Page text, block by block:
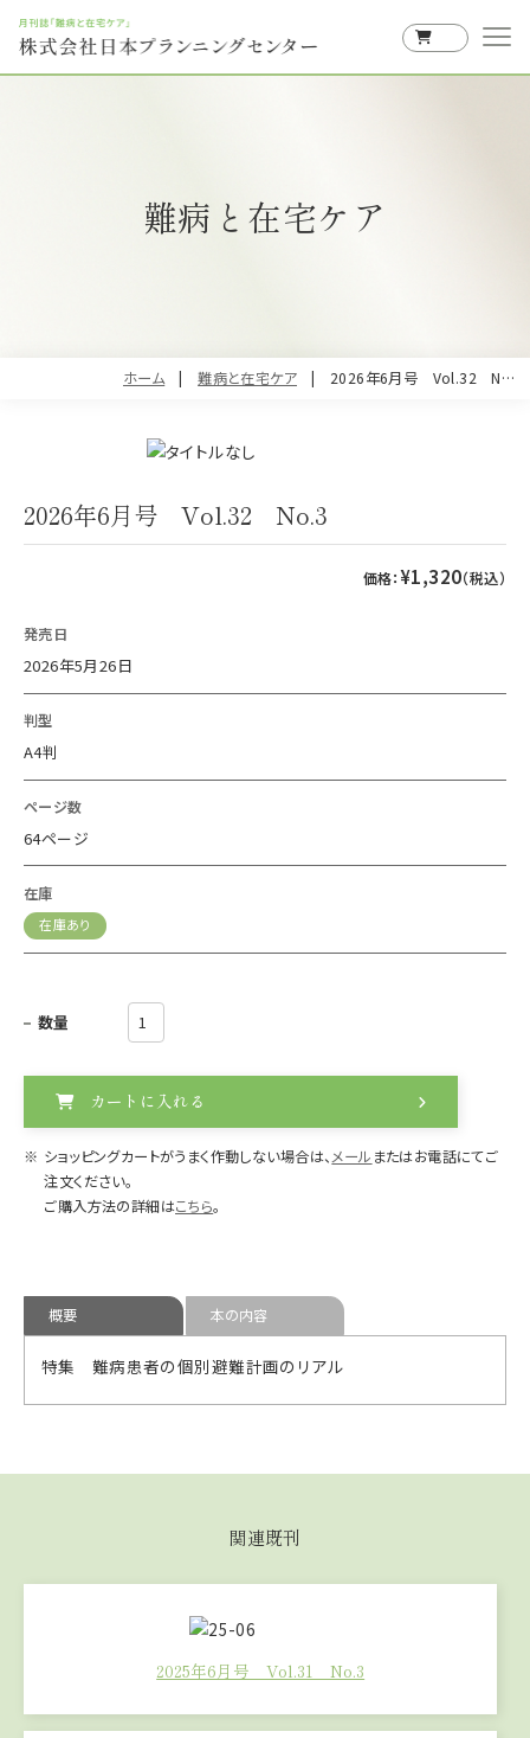
難病と在宅ケア
ホーム 難病と在宅ケア 2026年6月号 Vol.32 No.3
2026年6月号 Vol.32 No.3
価格：¥1,320（税込）
発売日
2026年5月26日
判型
A4判
ページ数
64ページ
在庫
在庫あり
数量
カートに入れる
ショッピングカートがうまく作動しない場合は、メール またはお電話にてご
注文ください。
ご購入方法の詳細はこちら。
概要 本の内容
特集 難病患者の個別避難計画のリアル
第３部 訪問看護ステーションのBCPについて
社会医療法人甲友会 西宮協立訪問看護センター
関連既刊
2025年6月号 Vol.31 No.3